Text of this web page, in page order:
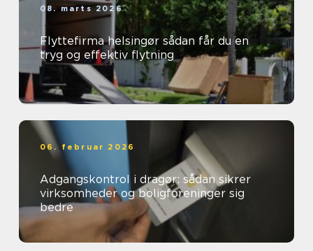
08. marts 2026
Flyttefirma helsingør sådan får du en
tryg og effektiv flytning
06. februar 2026
Adgangskontrol i dragør: sådan sikrer
virksomheder og boligforeninger sig
bedre